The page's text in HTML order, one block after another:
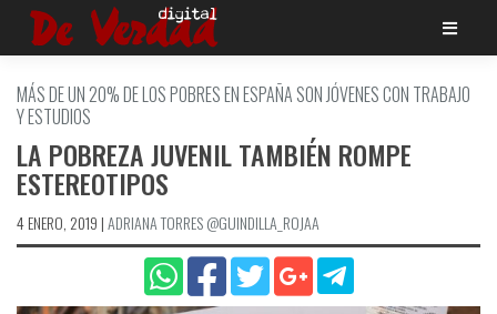
Saltar
MÁS DE UN 20% DE LOS POBRES EN ESPAÑA SON JÓVENES CON TRABAJO
Y ESTUDIOS
LA POBREZA JUVENIL TAMBIÉN ROMPE
ESTEREOTIPOS
4 ENERO, 2019 |ADRIANA TORRES @GUINDILLA_ROJAA